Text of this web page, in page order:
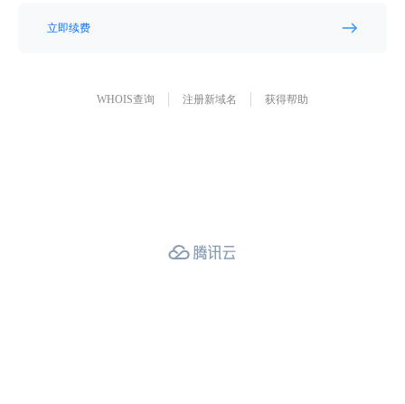
立即续费
WHOIS查询 注册新域名 获得帮助